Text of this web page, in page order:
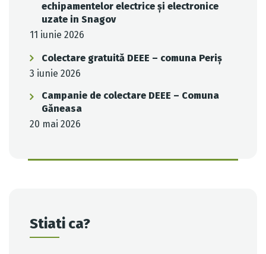
echipamentelor electrice și electronice
uzate in Snagov
11 iunie 2026
Colectare gratuită DEEE – comuna Periș
3 iunie 2026
Campanie de colectare DEEE – Comuna
Găneasa
20 mai 2026
Stiati ca?